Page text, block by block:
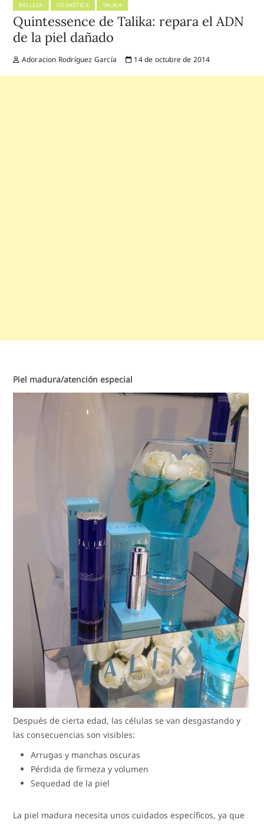
BELLEZA COSMÉTICA TALIKA
Quintessence de Talika: repara el ADN
de la piel dañado
Adoracion Rodríguez García 14 de octubre de 2014
Piel madura/atención especial
Después de cierta edad, las células se van desgastando y
las consecuencias son visibles:
Arrugas y manchas oscuras
Pérdida de firmeza y volumen
Sequedad de la piel
La piel madura necesita unos cuidados específicos, ya que